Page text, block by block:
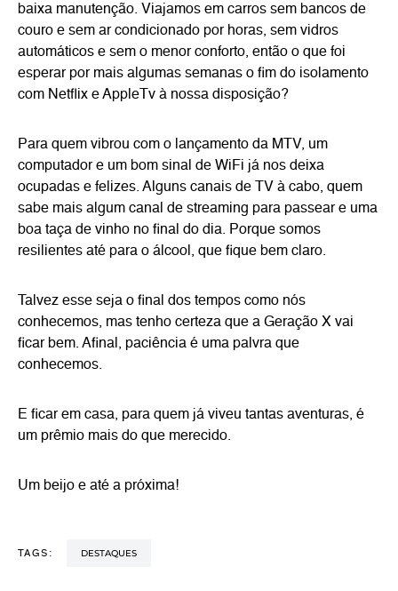
baixa manutenção. Viajamos em carros sem bancos de
couro e sem ar condicionado por horas, sem vidros
automáticos e sem o menor conforto, então o que foi
esperar por mais algumas semanas o fim do isolamento
com Netflix e AppleTv à nossa disposição?
Para quem vibrou com o lançamento da MTV, um
computador e um bom sinal de WiFi já nos deixa
ocupadas e felizes. Alguns canais de TV à cabo, quem
sabe mais algum canal de streaming para passear e uma
boa taça de vinho no final do dia. Porque somos
resilientes até para o álcool, que fique bem claro.
Talvez esse seja o final dos tempos como nós
conhecemos, mas tenho certeza que a Geração X vai
ficar bem. Afinal, paciência é uma palvra que
conhecemos.
E ficar em casa, para quem já viveu tantas aventuras, é
um prêmio mais do que merecido.
Um beijo e até a próxima!
TAGS: DESTAQUES